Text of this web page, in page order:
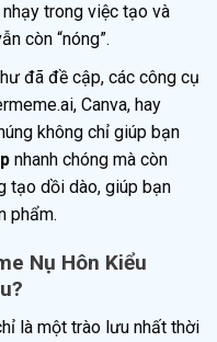
trong việc tạo và
còn “nóng”.
đã đề cập, các công cụ
Canva, hay
không chỉ giúp bạn
nhanh chóng mà còn
tạo dồi dào, giúp bạn
phẩm.
Nụ Hôn Kiểu
là một trào lưu nhất thời